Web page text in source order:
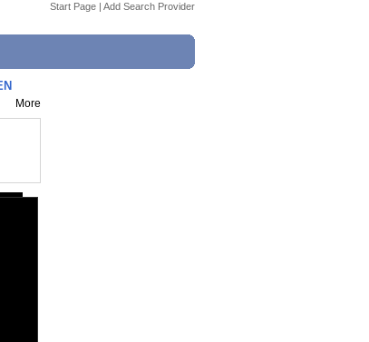
Start Page | Add Search Provider
More